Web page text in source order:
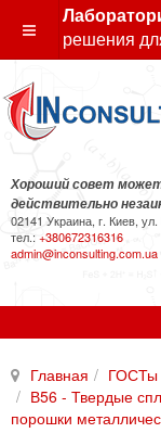
решения
Хороший совет
действительно
02141 Украина, г. Киев,
тел.: +380672316316
admin@inconsulting.com.ua
Главная
ГОСТы
В56 - Твердые
порошки